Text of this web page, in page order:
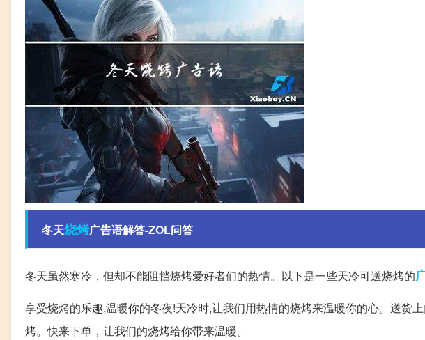
冬天烧烤广告语解答-ZOL问答
冬天虽然寒冷，但却不能阻挡烧烤爱好者们的热情。以下是一些天冷可送烧烤的
享受烧烤的乐趣,温暖你的冬夜!天冷时,让我们用热情的烧烤来温暖你的心。送货
烤。快来下单，让我们的烧烤给你带来温暖。